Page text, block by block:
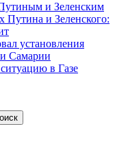
и Зеленским
Путина и Зеленского:
установления
и Самарии
в Газе